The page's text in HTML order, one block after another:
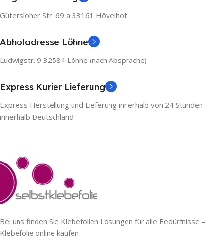
Gütersloher Str. 69 a 33161 Hövelhof
Abholadresse Löhne
Ludwigstr. 9 32584 Löhne (nach Absprache)
Express Kurier Lieferung
Express Herstellung und Lieferung innerhalb von 24 Stunden
innerhalb Deutschland
Bei uns finden Sie Klebefolien Lösungen für alle Bedürfnisse –
Klebefolie online kaufen